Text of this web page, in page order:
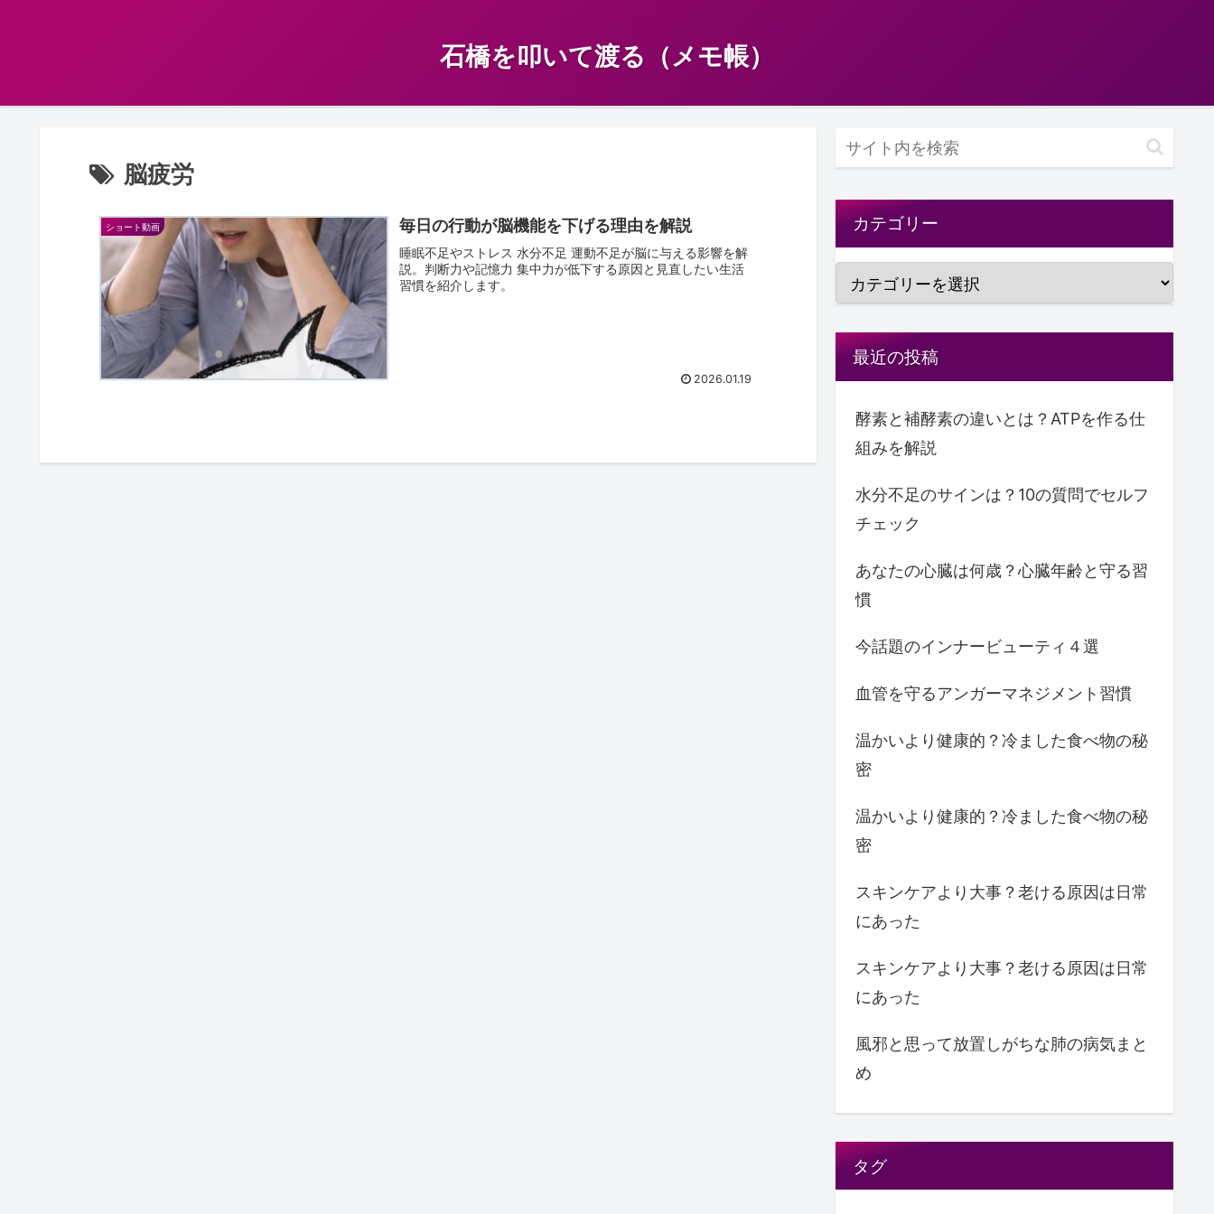
石橋を叩いて渡る（メモ帳）
脳疲労
ショート動画 毎日の行動が脳機能を下げる理由を解説
睡眠不足やストレス 水分不足 運動不足が脳に与える影響を解
説。判断力や記憶力 集中力が低下する原因と見直したい生活
習慣を紹介します。
2026.01.19
カテゴリー
最近の投稿
酵素と補酵素の違いとは？ATPを作る仕
組みを解説
水分不足のサインは？10の質問でセルフ
チェック
あなたの心臓は何歳？心臓年齢と守る習
慣
今話題のインナービューティ４選
血管を守るアンガーマネジメント習慣
温かいより健康的？冷ました食べ物の秘
密
温かいより健康的？冷ました食べ物の秘
密
スキンケアより大事？老ける原因は日常
にあった
スキンケアより大事？老ける原因は日常
にあった
風邪と思って放置しがちな肺の病気まと
め
タグ